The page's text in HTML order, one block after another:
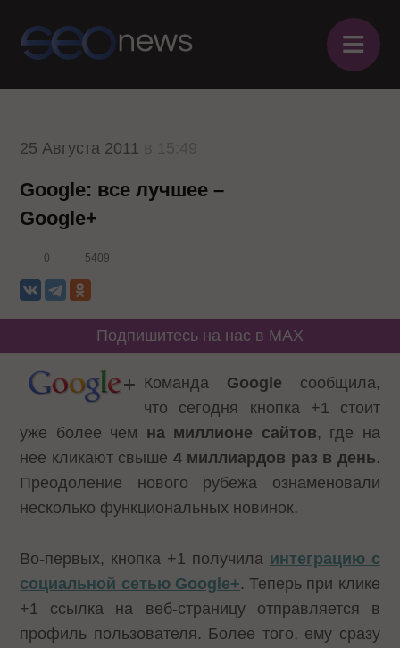
≡
25 Августа 2011
Google: все лучшее –
Google+
0 5409
Подпишитесь на нас в MAX
Команда Google сообщила,
что сегодня кнопка +1 стоит
уже более чем на миллионе сайтов, где на
нее кликают свыше 4 миллиардов раз в день.
Преодоление нового рубежа ознаменовали
несколько функциональных новинок.
Во-первых, кнопка +1 получила интеграцию с
социальной сетью Google+. Теперь при клике
+1 ссылка на веб-страницу отправляется в
профиль пользователя. Более того, ему сразу